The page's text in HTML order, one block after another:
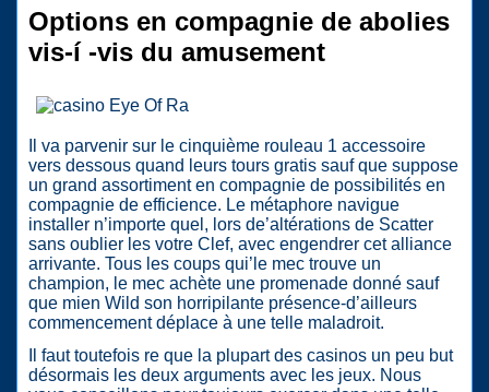
Options en compagnie de abolies
vis-í -vis du amusement
Il va parvenir sur le cinquième rouleau 1 accessoire
vers dessous quand leurs tours gratis sauf que suppose
un grand assortiment en compagnie de possibilités en
compagnie de efficience. Le métaphore navigue
installer n’importe quel, lors de’altérations de Scatter
sans oublier les votre Clef, avec engendrer cet alliance
arrivante. Tous les coups qui’le mec trouve un
champion, le mec achète une promenade donné sauf
que mien Wild son horripilante présence-d’ailleurs
commencement déplace à une telle maladroit.
Il faut toutefois re que la plupart des casinos un peu but
désormais les deux arguments avec les jeux. Nous